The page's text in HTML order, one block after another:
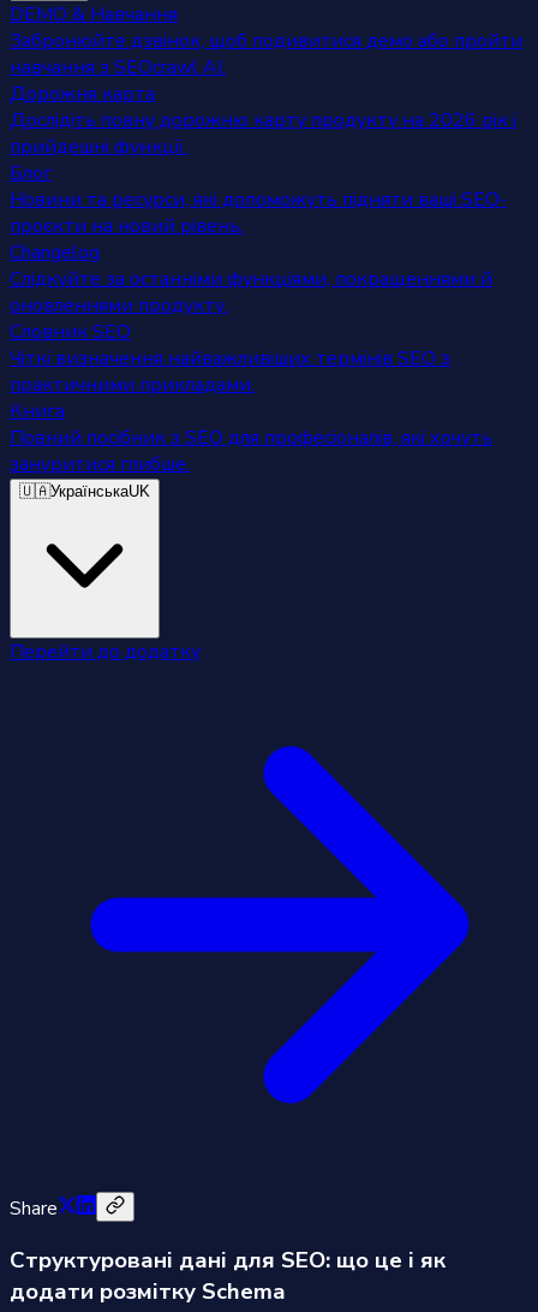
DEMO & Навчання
Забронюйте дзвінок, щоб подивитися демо або пройти
навчання з SEOcrawl AI.
Дорожня карта
Дослідіть повну дорожню карту продукту на 2026 рік і
прийдешні функції.
Блог
Новини та ресурси, які допоможуть підняти ваші SEO-
проєкти на новий рівень.
Changelog
Слідкуйте за останніми функціями, покращеннями й
оновленнями продукту.
Словник SEO
Чіткі визначення найважливіших термінів SEO з
практичними прикладами.
Книга
Повний посібник з SEO для професіоналів, які хочуть
зануритися глибше.
🇺🇦УкраїнськаUK
Перейти до додатку
Share
Структуровані дані для SEO: що це і як
додати розмітку Schema